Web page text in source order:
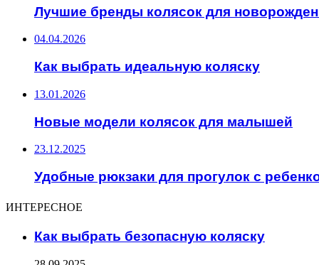
Лучшие бренды колясок для
04.04.2026
Как выбрать идеальную коляску
13.01.2026
Новые модели колясок для малышей
23.12.2025
Удобные рюкзаки для прогулок с
ИНТЕРЕСНОЕ
Как выбрать безопасную коляску